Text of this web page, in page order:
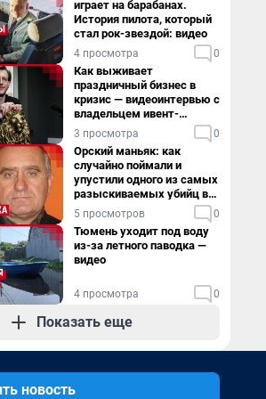
играет на барабанах.
История пилота, который
стал рок-звездой: видео
4 просмотра 0
Как выживает
праздничный бизнес в
кризис — видеоинтервью с
владельцем ивент-
агентства
3 просмотра 0
Орский маньяк: как
случайно поймали и
упустили одного из самых
разыскиваемых убийц в
России. Видео
5 просмотров 0
Тюмень уходит под воду
из-за летного паводка —
видео
4 просмотра 0
Показать еще
новость